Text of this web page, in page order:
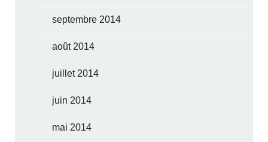
septembre 2014
août 2014
juillet 2014
juin 2014
mai 2014